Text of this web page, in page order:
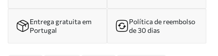
Entrega gratuita em
Portugal
Política de reembolso
de 30 dias